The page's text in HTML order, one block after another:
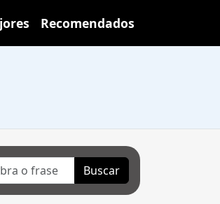
Recomendados
Buscar